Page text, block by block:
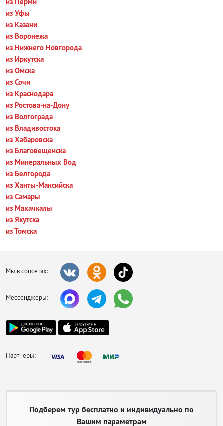
из Уфы
из Казани
из Воронежа
из Нижнего Новгорода
из Иркутска
из Омска
из Сочи
из Краснодара
из Ростова-на-Дону
из Волгограда
из Владивостока
из Хабаровска
из Благовещенска
из Минеральных Вод
из Белгорода
из Ханты-Мансийска
из Самары
из Махачкалы
из Якутска
из Томска
Мы в соцсетях:
Мессенджеры:
Партнеры:
Подберем тур бесплатно и индивидуально по
Вашим параметрам